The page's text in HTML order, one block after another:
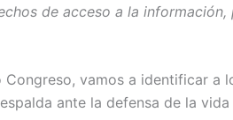
de acceso a la
vamos a identificar a
ante la defensa de la vida